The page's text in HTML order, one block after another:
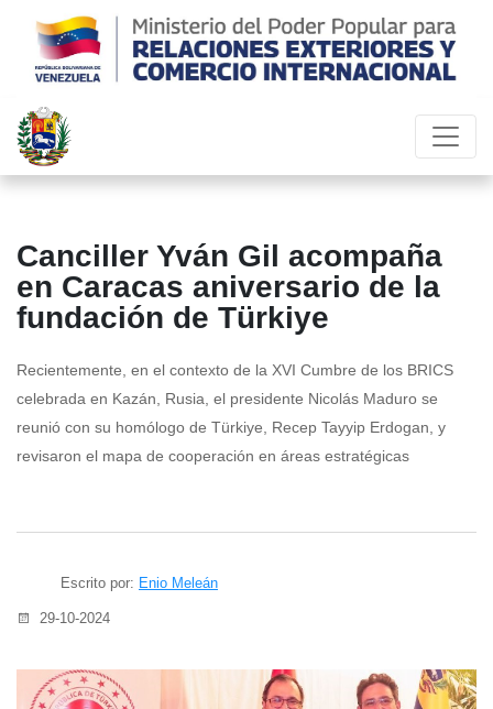
Canciller Yván Gil acompaña
en Caracas aniversario de la
fundación de Türkiye
Recientemente, en el contexto de la XVI Cumbre de los BRICS
celebrada en Kazán, Rusia, el presidente Nicolás Maduro se
reunió con su homólogo de Türkiye, Recep Tayyip Erdogan, y
revisaron el mapa de cooperación en áreas estratégicas
Escrito por: Enio Meleán
29-10-2024